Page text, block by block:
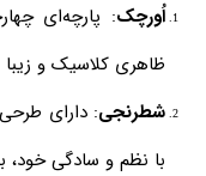
اُورچک: پارچه‌ای
ظاهری کلاسیک و
شطرنجی: دارای
با نظم و سادگی